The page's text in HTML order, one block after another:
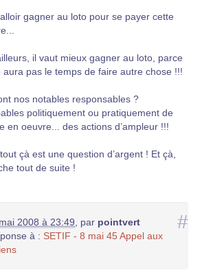
gagner au loto pour se payer cette
il vaut mieux gagner au loto, parce
aura pas le temps de faire autre chose !!!
nos notables responsables ?
politiquement ou pratiquement de
en oeuvre... des actions d’ampleur !!!
çà est une question d’argent ! Et çà,
tout de suite !
#
2008 à 23:49 par pointvert
à : SETIF - 8 mai 45 Appel aux